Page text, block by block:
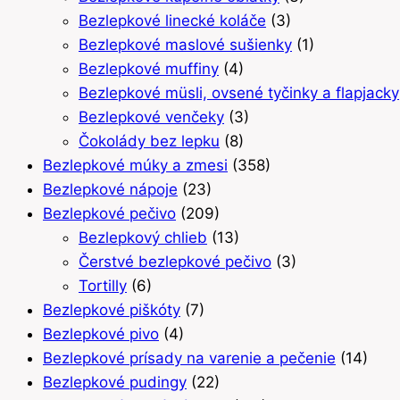
Bezlepkové linecké koláče (3)
Bezlepkové maslové sušienky (1)
Bezlepkové muffiny (4)
Bezlepkové müsli, ovsené tyčinky a flapjacky
Bezlepkové venčeky (3)
Čokolády bez lepku (8)
Bezlepkové múky a zmesi (358)
Bezlepkové nápoje (23)
Bezlepkové pečivo (209)
Bezlepkový chlieb (13)
Čerstvé bezlepkové pečivo (3)
Tortilly (6)
Bezlepkové piškóty (7)
Bezlepkové pivo (4)
Bezlepkové prísady na varenie a pečenie (14)
Bezlepkové pudingy (22)